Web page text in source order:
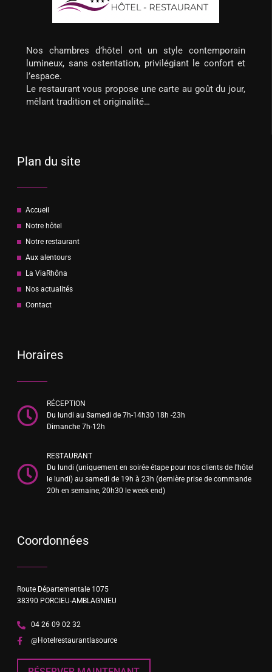
Nos chambres d’hôtel ont un style contemporain
lumineux, sans ostentation, privilégiant le confort et
l’espace.
Le restaurant vous propose une carte au goût du jour,
mêlant tradition et originalité…
Plan du site
Accueil
Notre hôtel
Notre restaurant
Aux alentours
La ViaRhôna
Nos actualités
Contact
Horaires
RÉCEPTION
Du lundi au Samedi de 7h-14h30 18h -23h
Dimanche 7h-12h
RESTAURANT
Du lundi (uniquement en soirée étape pour nos clients de l'hôtel
le lundi) au samedi de 19h à 23h (dernière prise de commande
20h en semaine, 20h30 le week end)
Coordonnées
Route Départementale 1075
38390 PORCIEU-AMBLAGNIEU
04 26 09 02 32
@Hotelrestaurantlasource